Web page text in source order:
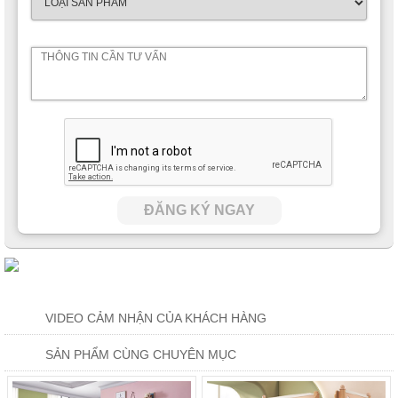
Một chiếc giường gỗ tự nhiên màu hồng thân thiện tạo không
Một tủ đựng đồ dùng dưới gậm giường bé sẽ tha hồ trưng bày
giường ngủ với thanh chắn bảo vệ bé suốt đêm, cha mẹ sẽ
hoàn toàn yên tâm không sợ con trẻ lăn xuống
Tủ hộc phân chia nhiều ngăn giúp bé sắp xếp đồ gọn gàng
hơn, dễ tìm và không bị lẫn lộn quần áo với những đồ vật khác.
ĐĂNG KÝ NGAY
VIDEO CẢM NHẬN CỦA KHÁCH HÀNG
SẢN PHẨM CÙNG CHUYÊN MỤC